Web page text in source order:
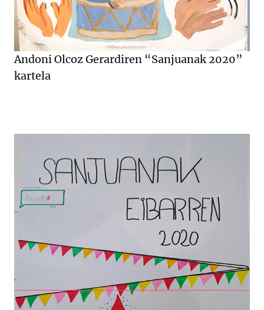
Andoni Olcoz Gerardiren “Sanjuanak 2020”
kartela